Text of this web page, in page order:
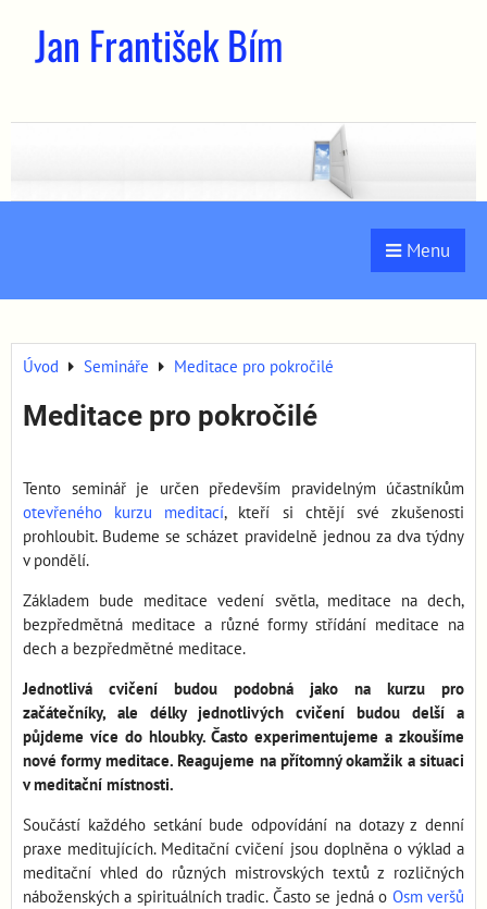
Jan František Bím
Menu
Úvod Semináře Meditace pro pokročilé
Meditace pro pokročilé
Tento seminář je určen především pravidelným účastníkům
otevřeného kurzu meditací, kteří si chtějí své zkušenosti
prohloubit. Budeme se scházet pravidelně jednou za dva týdny
v pondělí.
Základem bude meditace vedení světla, meditace na dech,
bezpředmětná meditace a různé formy střídání meditace na
dech a bezpředmětné meditace.
Jednotlivá cvičení budou podobná jako na kurzu pro
začátečníky, ale délky jednotlivých cvičení budou delší a
půjdeme více do hloubky. Často experimentujeme a zkoušíme
nové formy meditace. Reagujeme na přítomný okamžik a situaci
v meditační místnosti.
Součástí každého setkání bude odpovídání na dotazy z denní
praxe meditujících. Meditační cvičení jsou doplněna o výklad a
meditační vhled do různých mistrovských textů z rozličných
náboženských a spirituálních tradic. Často se jedná o Osm veršů